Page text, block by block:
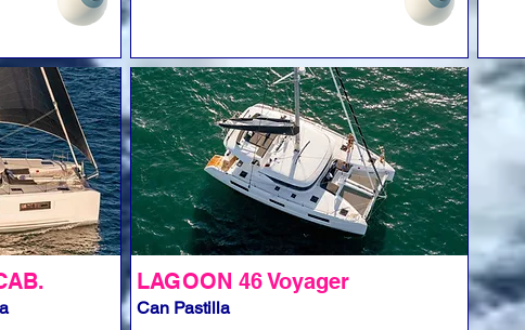
LAGOON 46 Voyager
Can Pastilla